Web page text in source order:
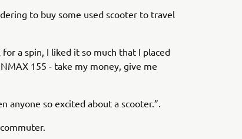
to buy some used scooter to travel
a spin, I liked it so much that I placed
155 - take my money, give me
anyone so excited about a scooter.”.